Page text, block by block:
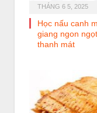
THÁNG 6 5, 2025
Học nấu canh
giang ngon
thanh mát